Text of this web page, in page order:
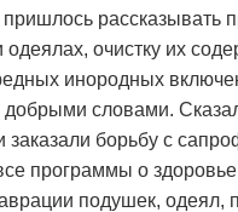
рассказывать
очистку их
инородных
словами.
заказали борьбу с
программы о
подушек, одеял,